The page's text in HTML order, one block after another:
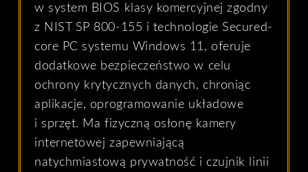
w system BIOS klasy komercyjnej zgodny
z NIST SP 800-155 i technologie Secured-
core PC systemu Windows 11, oferuje
dodatkowe bezpieczeństwo w celu
ochrony krytycznych danych, chroniąc
aplikacje, oprogramowanie układowe
i sprzęt. Ma fizyczną osłonę kamery
internetowej zapewniającą
natychmiastową prywatność i czujnik linii